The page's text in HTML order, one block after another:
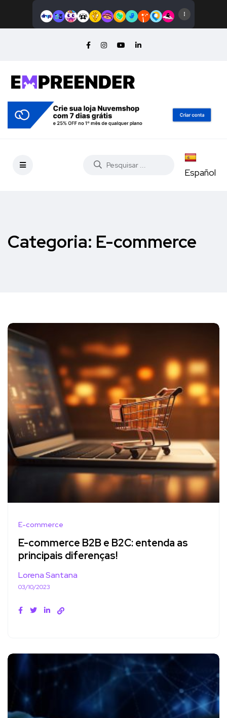
Español
Categoria: E-commerce
E-commerce
E-commerce B2B e B2C: entenda as
principais diferenças!
Lorena Santana
03/10/2023